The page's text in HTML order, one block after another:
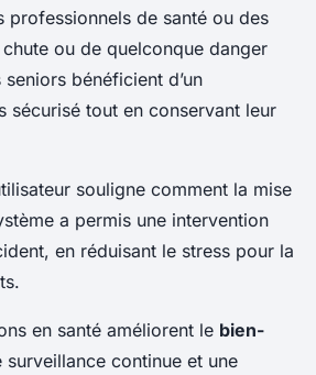
professionnels de santé ou des
ou de quelconque danger
bénéficient d’un
sécurisé tout en conservant leur
souligne comment la mise
a permis une intervention
en réduisant le stress pour la
en santé améliorent le bien-
surveillance continue et une